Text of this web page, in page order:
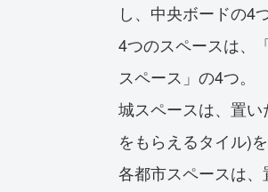
し、中央ボードの4
4つのスペースは、
スペース」の4つ。
城スペースは、置
をもらえるタイル)
各都市スペースは